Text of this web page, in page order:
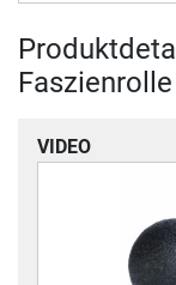
Faszienrolle
VIDEO